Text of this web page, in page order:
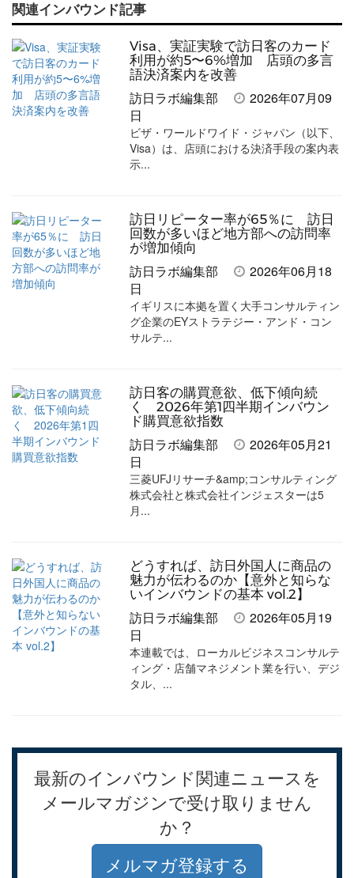
記
事
を
シ
ェ
記
ブ
ッ
ク
マ
ー
ク
追
加
事
を
購
す
る
ガ
登
録
す
る
関連インバウンド記事
Visa、実証実験で訪日客のカード
利用が約5〜6%増加 店頭の多言
語決済案内を改善
訪日ラボ編集部
2026年07月09
日
ビザ・ワールドワイド・ジャパン（以下、
Visa）は、店頭における決済手段の案内表
示...
訪日リピーター率が65％に 訪日
回数が多いほど地方部への訪問率
が増加傾向
訪日ラボ編集部
2026年06月18
日
イギリスに本拠を置く大手コンサルティン
グ企業のEYストラテジー・アンド・コン
サルテ...
訪日客の購買意欲、低下傾向続
く 2026年第1四半期インバウン
ド購買意欲指数
訪日ラボ編集部
2026年05月21
日
三菱UFJリサーチ&amp;コンサルティング
株式会社と株式会社インジェスターは5
月...
どうすれば、訪日外国人に商品の
魅力が伝わるのか【意外と知らな
いインバウンドの基本 vol.2】
訪日ラボ編集部
2026年05月19
日
本連載では、ローカルビジネスコンサルテ
ィング・店舗マネジメント業を行い、デジ
タル、...
最新のインバウンド関連ニュースを
メールマガジンで受け取りません
か？
メルマガ登録する